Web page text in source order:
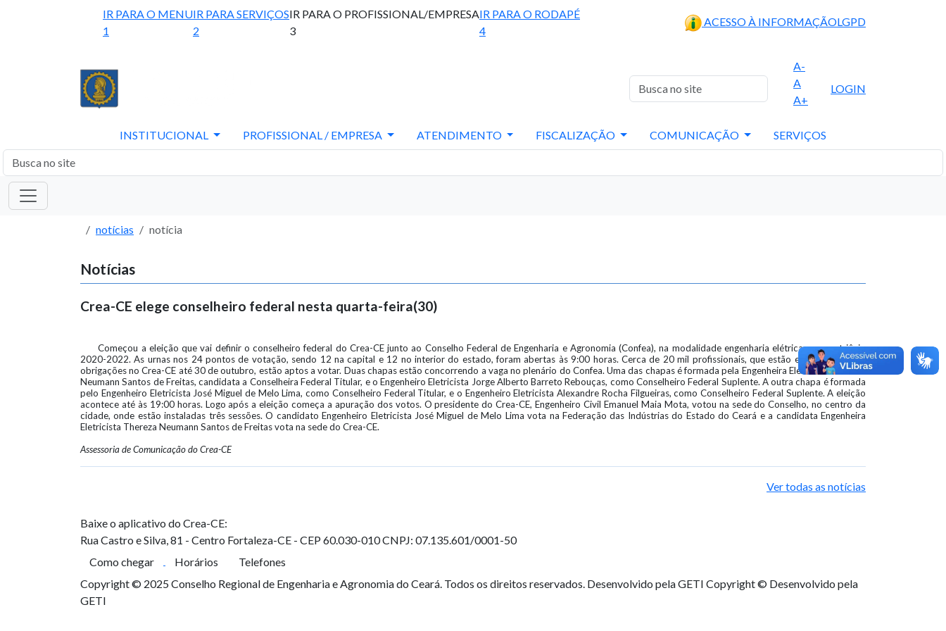
IR PARA O MENU
1
IR PARA SERVIÇOS
2
IR PARA O PROFISSIONAL/EMPRESA
3
IR PARA O RODAPÉ
4
ACESSO À INFORMAÇÃOLGPD
A-
A
A+
LOGIN
INSTITUCIONAL PROFISSIONAL / EMPRESA ATENDIMENTO FISCALIZAÇÃO COMUNICAÇÃO SERVIÇOS
notícias notícia
Notícias
Crea-CE elege conselheiro federal nesta quarta-feira(30)
Começou a eleição que vai definir o conselheiro federal do Crea-CE junto ao Conselho Federal de Engenharia e Agronomia (Confea), na modalidade engenharia elétrica, para o triênio
2020-2022. As urnas nos 24 pontos de votação, sendo 12 na capital e 12 no interior do estado, foram abertas às 9:00 horas. Cerca de 20 mil profissionais, que estão em dia com suas
obrigações no Crea-CE até 30 de outubro, estão aptos a votar. Duas chapas estão concorrendo a vaga no plenário do Confea. Uma das chapas é formada pela Engenheira Eletricista Thereza
Neumann Santos de Freitas, candidata a Conselheira Federal Titular, e o Engenheiro Eletricista Jorge Alberto Barreto Rebouças, como Conselheiro Federal Suplente. A outra chapa é formada
pelo Engenheiro Eletricista José Miguel de Melo Lima, como Conselheiro Federal Titular, e o Engenheiro Eletricista Alexandre Rocha Filgueiras, como Conselheiro Federal Suplente. A eleição
acontece até às 19:00 horas. Logo após a eleição começa a apuração dos votos. O presidente do Crea-CE, Engenheiro Civil Emanuel Maia Mota, votou na sede do Conselho, no centro da
cidade, onde estão instaladas três sessões. O candidato Engenheiro Eletricista José Miguel de Melo Lima vota na Federação das Indústrias do Estado do Ceará e a candidata Engenheira
Eletricista Thereza Neumann Santos de Freitas vota na sede do Crea-CE.
Assessoria de Comunicação do Crea-CE
Ver todas as notícias
Baixe o aplicativo do Crea-CE:
Rua Castro e Silva, 81 - Centro Fortaleza-CE - CEP 60.030-010CNPJ: 07.135.601/0001-50
Como chegar
Horários
Telefones
Copyright © 2025 Conselho Regional de Engenharia e Agronomia do Ceará. Todos os direitos reservados. Desenvolvido pela GETI Copyright © Desenvolvido pela
GETI